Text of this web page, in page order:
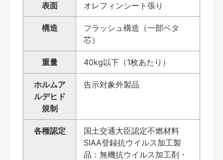
表面 オレフィンシート張り
構造
フラッシュ構造（一部ベタ
芯）
重量 40kg以下（1枚あたり）
ホルムア
ルデヒド
規制
告示対象外製品
各種認定
国土交通大臣認定不燃材料
SIAA登録抗ウイルス加工製
品：無機抗ウイルス加工剤・